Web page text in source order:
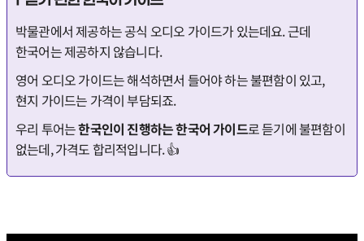
박물관에서 제공하는 공식 오디오 가이드가 있는데요. 근데
한국어는 제공하지 않습니다.
영어 오디오 가이드는 해석하면서 들어야 하는 불편함이 있고,
현지 가이드는 가격이 부담되죠.
우리 투어는한국인이 진행하는 한국어 가이드로 듣기에 불편함이
없는데, 가격도 합리적입니다. 👍